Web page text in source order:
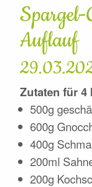
Auflauf
Zutaten für 4
500g
600g
400g
200ml
200g